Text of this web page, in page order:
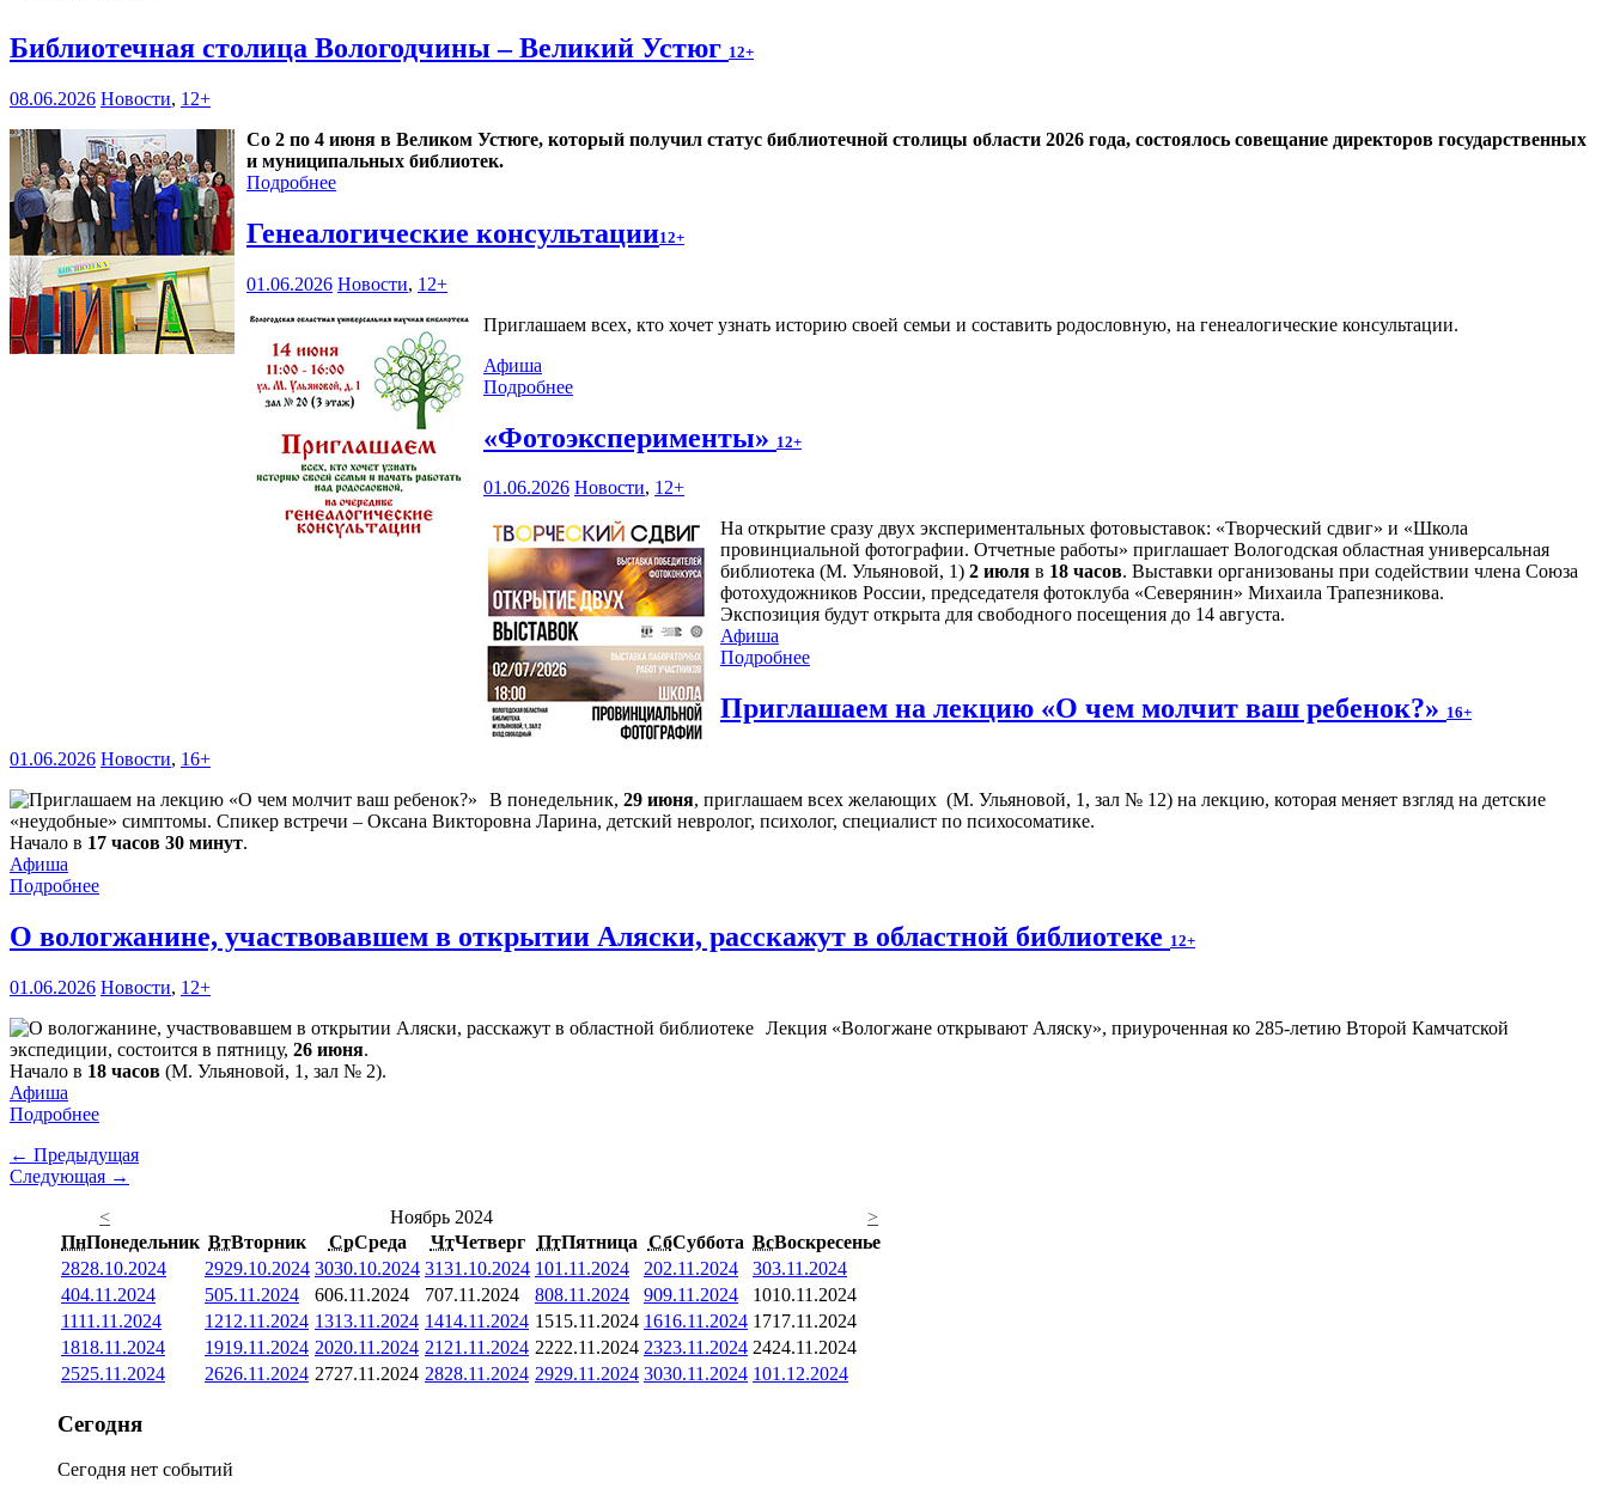
Библиотечная столица Вологодчины – Великий Устюг 12+
08.06.2026 Новости, 12+
Со 2 по 4 июня в Великом Устюге, который получил статус библиотечной столицы области 2026 года, состоялось совещание директоров государственных
и муниципальных библиотек.
Подробнее
Генеалогические консультации12+
01.06.2026 Новости, 12+
Приглашаем всех, кто хочет узнать историю своей семьи и составить родословную, на генеалогические консультации.
Афиша
Подробнее
«Фотоэксперименты» 12+
01.06.2026 Новости, 12+
На открытие сразу двух экспериментальных фотовыставок: «Творческий сдвиг» и «Школа
провинциальной фотографии. Отчетные работы» приглашает Вологодская областная универсальная
библиотека (М. Ульяновой, 1) 2 июля в 18 часов. Выставки организованы при содействии члена Союза
фотохудожников России, председателя фотоклуба «Северянин» Михаила Трапезникова.
Экспозиция будут открыта для свободного посещения до 14 августа.
Афиша
Подробнее
Приглашаем на лекцию «О чем молчит ваш ребенок?» 16+
01.06.2026 Новости, 16+
В понедельник, 29 июня, приглашаем всех желающих (М. Ульяновой, 1, зал № 12) на лекцию, которая меняет взгляд на детские
«неудобные» симптомы. Спикер встречи – Оксана Викторовна Ларина, детский невролог, психолог, специалист по психосоматике.
Начало в 17 часов 30 минут.
Афиша
Подробнее
О вологжанине, участвовавшем в открытии Аляски, расскажут в областной библиотеке 12+
01.06.2026 Новости, 12+
Лекция «Вологжане открывают Аляску», приуроченная ко 285-летию Второй Камчатской
экспедиции, состоится в пятницу, 26 июня.
Начало в 18 часов (М. Ульяновой, 1, зал № 2).
Афиша
Подробнее
← Предыдущая
Следующая →
<
Ноябрь 2024
>
ПнПонедельник ВтВторник СрСреда ЧтЧетверг ПтПятница СбСуббота ВсВоскресенье
2828.10.2024 2929.10.2024 3030.10.2024 3131.10.2024 101.11.2024 202.11.2024 303.11.2024
404.11.2024 505.11.2024 606.11.2024 707.11.2024 808.11.2024 909.11.2024 1010.11.2024
1111.11.2024 1212.11.2024 1313.11.2024 1414.11.2024 1515.11.2024 1616.11.2024 1717.11.2024
1818.11.2024 1919.11.2024 2020.11.2024 21 21.11.2024 2222.11.2024 2323.11.2024 2424.11.2024
2525.11.2024 2626.11.2024 2727.11.2024 2828.11.2024 2929.11.2024 3030.11.2024 101.12.2024
Сегодня
Сегодня нет событий